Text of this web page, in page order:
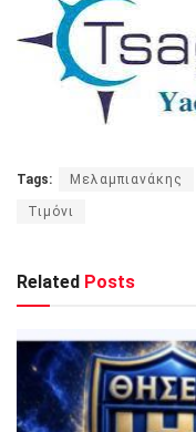
Tags: Mελαμπιανάκης
Τιμόνι
Related Posts